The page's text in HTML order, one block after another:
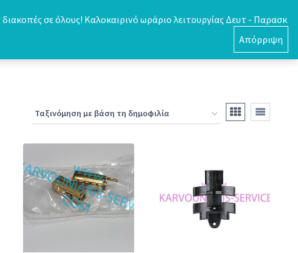
σε όλους! Καλοκαιρινό ωράριο λειτουργίας Δευτ - Παρασκ
Απόρριψη
0